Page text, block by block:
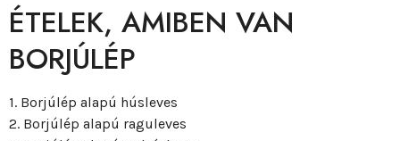
ÉTELEK, AMIBEN VAN
BORJÚLÉP
1. Borjúlép alapú húsleves
2. Borjúlép alapú raguleves